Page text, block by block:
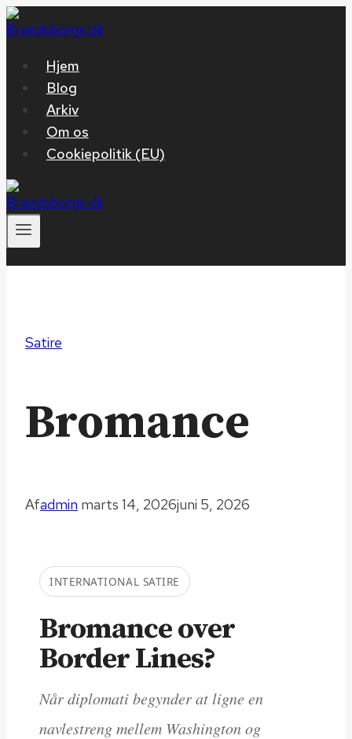
Fortsæt
til
indholdHjem
Blog
Arkiv
Om os
Cookiepolitik (EU)
Satire
Bromance
Afadmin marts 14, 2026juni 5, 2026
INTERNATIONAL SATIRE
Bromance over
Border Lines?
Når diplomati begynder at ligne en
navlestreng mellem Washington og